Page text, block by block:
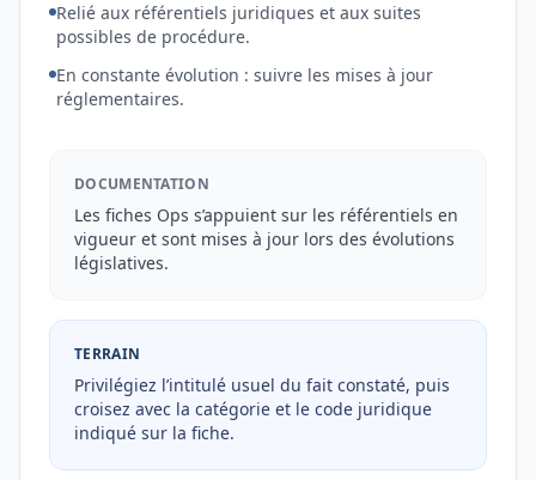
Relié aux référentiels juridiques et aux suites
possibles de procédure.
En constante évolution : suivre les mises à jour
réglementaires.
DOCUMENTATION
Les fiches Ops s’appuient sur les référentiels en
vigueur et sont mises à jour lors des évolutions
législatives.
TERRAIN
Privilégiez l’intitulé usuel du fait constaté, puis
croisez avec la catégorie et le code juridique
indiqué sur la fiche.